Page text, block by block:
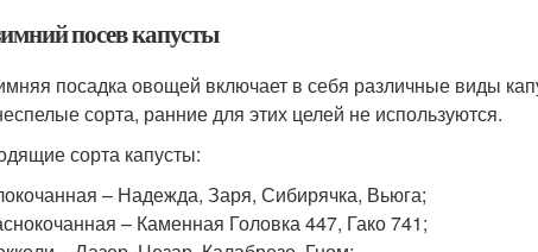
посев капусты
посадка овощей включает в себя различные виды
сорта, ранние для этих целей не используются.
сорта капусты:
– Надежда, Заря, Сибирячка, Вьюга;
– Каменная Головка 447, Гако 741;